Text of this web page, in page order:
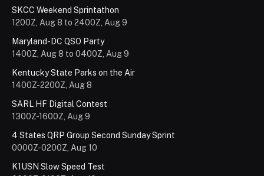
SKCC Weekend Sprintathon
1200Z, Aug 8 to 2400Z, Aug 9
Maryland-DC QSO Party
1400Z, Aug 8 to 0400Z, Aug 9
Kentucky State Parks on the Air
1400Z-2200Z, Aug 8
SARL HF Digital Contest
1300Z-1600Z, Aug 9
4 States QRP Group Second Sunday Sprint
0000Z-0200Z, Aug 10
K1USN Slow Speed Test